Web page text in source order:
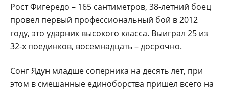
Рост Фигередо – 165 сантиметров, 38-летний боец
провел первый профессиональный бой в 2012
году, это ударник высокого класса. Выиграл 25 из
32-х поединков, восемнадцать – досрочно.
Сонг Ядун младше соперника на десять лет, при
этом в смешанные единоборства пришел всего на